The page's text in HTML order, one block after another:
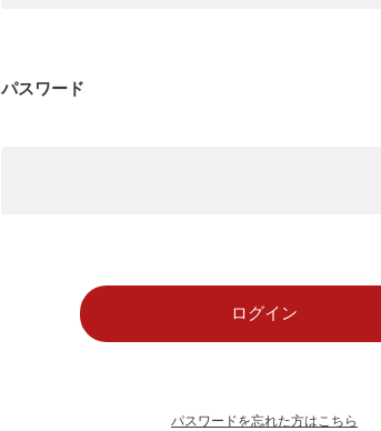
パスワード
パスワードを忘れた方はこちら